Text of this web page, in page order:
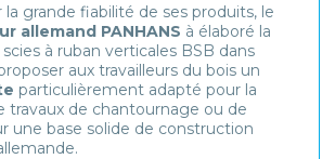
grande fiabilité de ses produits, le
allemand PANHANS à élaboré la
à ruban verticales BSB dans
aux travailleurs du bois un
particulièrement adapté pour la
travaux de chantournage ou de
une base solide de construction